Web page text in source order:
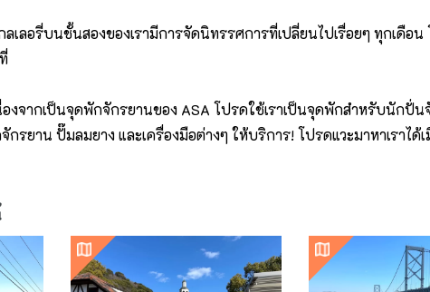
เลอรี่บนชั้นสองของเรามีการจัดนิทรรศการที่เปลี่ยนไปเรื่อยๆ ทุกเดือน
งจากเป็นจุดพักจักรยานของ ASA โปรดใช้เราเป็นจุดพักสำหรับนักปั่น
กรยาน ปั๊มลมยาง และเครื่องมือต่างๆ ให้บริการ! โปรดแวะมาหาเราได้